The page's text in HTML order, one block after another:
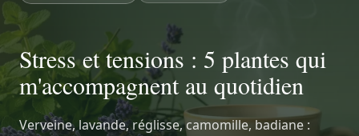
Stress et tensions : 5 plantes qui
m'accompagnent au quotidien
Verveine, lavande, réglisse, camomille, badiane :